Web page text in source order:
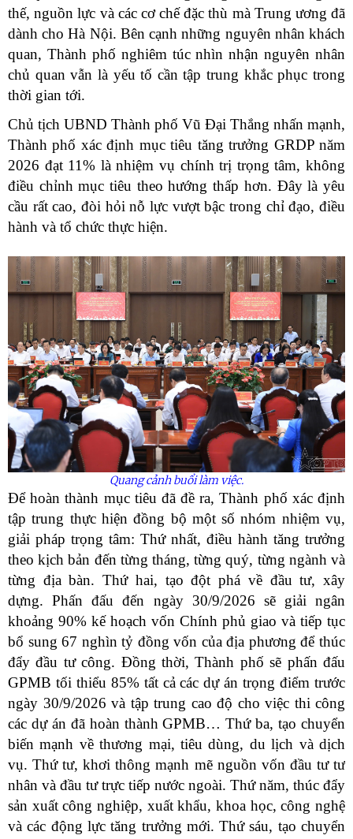
thế, nguồn lực và các cơ chế đặc thù mà Trung ương đã
dành cho Hà Nội. Bên cạnh những nguyên nhân khách
quan, Thành phố nghiêm túc nhìn nhận nguyên nhân
chủ quan vẫn là yếu tố cần tập trung khắc phục trong
thời gian tới.
Chủ tịch UBND Thành phố Vũ Đại Thắng nhấn mạnh,
Thành phố xác định mục tiêu tăng trưởng GRDP năm
2026 đạt 11% là nhiệm vụ chính trị trọng tâm, không
điều chỉnh mục tiêu theo hướng thấp hơn. Đây là yêu
cầu rất cao, đòi hỏi nỗ lực vượt bậc trong chỉ đạo, điều
hành và tổ chức thực hiện.
Quang cảnh buổi làm việc.
Để hoàn thành mục tiêu đã đề ra, Thành phố xác định
tập trung thực hiện đồng bộ một số nhóm nhiệm vụ,
giải pháp trọng tâm: Thứ nhất, điều hành tăng trưởng
theo kịch bản đến từng tháng, từng quý, từng ngành và
từng địa bàn. Thứ hai, tạo đột phá về đầu tư, xây
dựng. Phấn đấu đến ngày 30/9/2026 sẽ giải ngân
khoảng 90% kế hoạch vốn Chính phủ giao và tiếp tục
bổ sung 67 nghìn tỷ đồng vốn của địa phương để thúc
đẩy đầu tư công. Đồng thời, Thành phố sẽ phấn đấu
GPMB tối thiểu 85% tất cả các dự án trọng điểm trước
ngày 30/9/2026 và tập trung cao độ cho việc thi công
các dự án đã hoàn thành GPMB… Thứ ba, tạo chuyển
biến mạnh về thương mại, tiêu dùng, du lịch và dịch
vụ. Thứ tư, khơi thông mạnh mẽ nguồn vốn đầu tư tư
nhân và đầu tư trực tiếp nước ngoài. Thứ năm, thúc đẩy
sản xuất công nghiệp, xuất khẩu, khoa học, công nghệ
và các động lực tăng trưởng mới. Thứ sáu, tạo chuyển